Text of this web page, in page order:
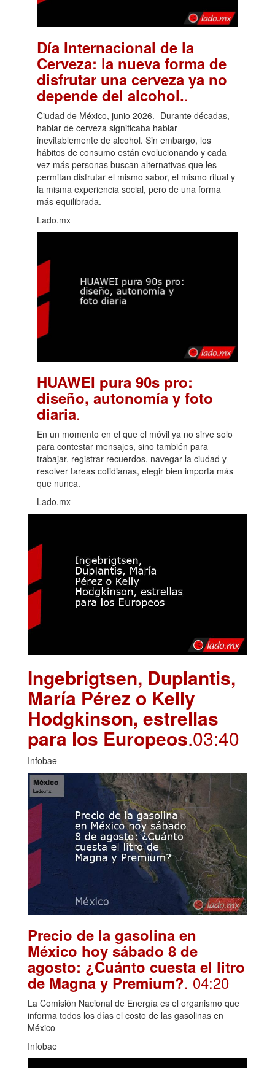
Día Internacional de la
Cerveza: la nueva forma de
disfrutar una cerveza ya no
depende del alcohol..
Ciudad de México, junio 2026.- Durante décadas,
hablar de cerveza significaba hablar
inevitablemente de alcohol. Sin embargo, los
hábitos de consumo están evolucionando y cada
vez más personas buscan alternativas que les
permitan disfrutar el mismo sabor, el mismo ritual y
la misma experiencia social, pero de una forma
más equilibrada.
Lado.mx
HUAWEI pura 90s pro:
diseño, autonomía y foto
diaria.
En un momento en el que el móvil ya no sirve solo
para contestar mensajes, sino también para
trabajar, registrar recuerdos, navegar la ciudad y
resolver tareas cotidianas, elegir bien importa más
que nunca.
Lado.mx
Ingebrigtsen, Duplantis,
María Pérez o Kelly
Hodgkinson, estrellas
para los Europeos.03:40
Infobae
Precio de la gasolina en
México hoy sábado 8 de
agosto: ¿Cuánto cuesta el litro
de Magna y Premium?. 04:20
La Comisión Nacional de Energía es el organismo que
informa todos los días el costo de las gasolinas en
México
Infobae